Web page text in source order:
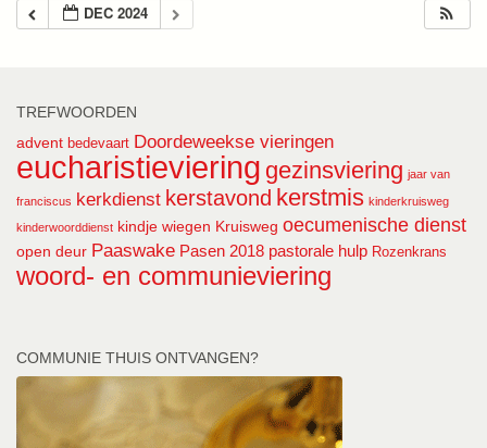
DEC 2024
TREFWOORDEN
advent bedevaart Doordeweekse vieringen
eucharistieviering gezinsviering jaar van
franciscus kerkdienst kerstavond kerstmis kinderkruisweg
kinderwoorddienst kindje wiegen Kruisweg oecumenische dienst
open deur Paaswake Pasen 2018 pastorale hulp Rozenkrans
woord- en communieviering
COMMUNIE THUIS ONTVANGEN?